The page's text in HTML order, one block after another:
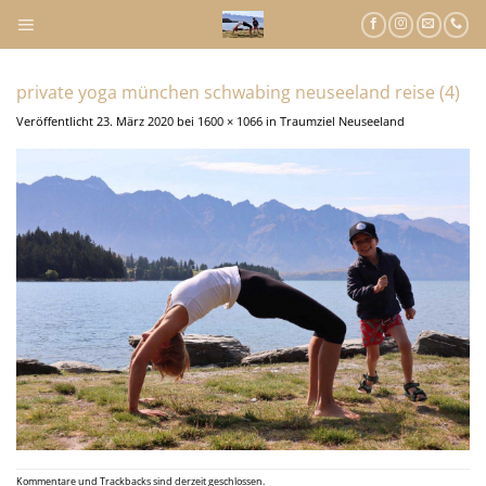
Inhalt
springen
private yoga münchen schwabing neuseeland reise (4)
Veröffentlicht 23. März 2020 bei 1600 × 1066 in Traumziel Neuseeland
Kommentare und Trackbacks sind derzeit geschlossen.